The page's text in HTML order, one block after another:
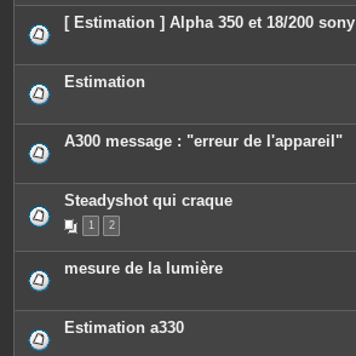
[ Estimation ] Alpha 350 et 18/200 sony
Estimation
A300 message : "erreur de l'appareil"
Steadyshot qui craque
1 2
mesure de la lumière
Estimation a330